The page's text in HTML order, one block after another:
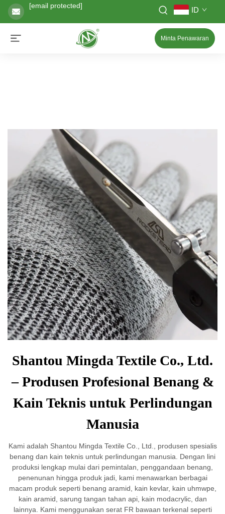
[email protected] ID
Minta Penawaran
Shantou Mingda Textile Co., Ltd.
– Produsen Profesional Benang &
Kain Teknis untuk Perlindungan
Manusia
Kami adalah Shantou Mingda Textile Co., Ltd., produsen spesialis
benang dan kain teknis untuk perlindungan manusia. Dengan lini
produksi lengkap mulai dari pemintalan, penggandaan benang,
penenunan hingga produk jadi, kami menawarkan berbagai
macam produk seperti benang aramid, kain kevlar, kain uhmwpe,
kain aramid, sarung tangan tahan api, kain modacrylic, dan
lainnya. Kami menggunakan serat FR bawaan terkenal seperti